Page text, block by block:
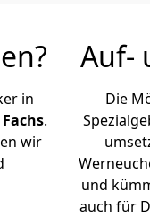
in
.
wir
Auf-
Die
und
auch für